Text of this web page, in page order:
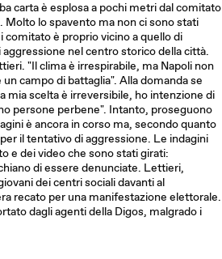
carta è esplosa a pochi metri dal comitato
Molto lo spavento ma non ci sono stati
è proprio vicino a quello di
nel centro storico della città.
"Il clima è irrespirabile, ma Napoli non
campo di battaglia". Alla domanda se
scelta è irreversibile, ho intenzione di
persone perbene". Intanto, proseguono
è ancora in corso ma, secondo quanto
il tentativo di aggressione. Le indagini
e dei video che sono stati girati:
di essere denunciate. Lettieri,
dei centri sociali davanti al
recato per una manifestazione elettorale.
dagli agenti della Digos, malgrado i